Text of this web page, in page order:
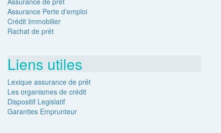
Assurance Perte d'emploi
Crédit Immobilier
Rachat de prêt
Liens utiles
Lexique assurance de prêt
Les organismes de crédit
Dispositif Legislatif
Garanties Emprunteur